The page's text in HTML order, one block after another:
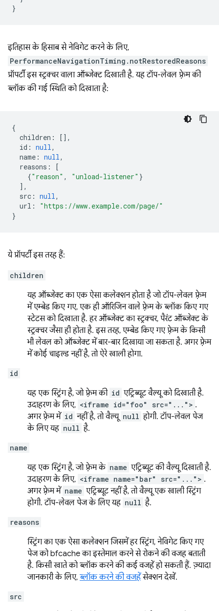
}
इतिहास के हिसाब से नेविगेट करने के लिए,
PerformanceNavigationTiming.notRestoredReasons
प्रॉपर्टी इस स्ट्रक्चर वाला ऑब्जेक्ट दिखाती है. यह टॉप-लेवल फ़्रेम की
ब्लॉक की गई स्थिति को दिखाता है:
{
children :
[],
id : null,
name : null,
reasons :
[
{"reason" , "unload-listener" }
],
src : null,
url :
"https://www.example.com/page/"
}
ये प्रॉपर्टी इस तरह हैं:
children
यह ऑब्जेक्ट का एक ऐसा कलेक्शन होता है जो टॉप-लेवल फ़्रेम
में एम्बेड किए गए, एक ही ऑरिजिन वाले फ़्रेम के ब्लॉक किए गए
स्टेटस को दिखाता है. हर ऑब्जेक्ट का स्ट्रक्चर, पैरंट ऑब्जेक्ट के
स्ट्रक्चर जैसा ही होता है. इस तरह, एम्बेड किए गए फ़्रेम के किसी
भी लेवल को ऑब्जेक्ट में बार-बार दिखाया जा सकता है. अगर फ़्रेम
में कोई चाइल्ड नहीं है, तो ऐरे खाली होगा.
id
यह एक स्ट्रिंग है, जो फ़्रेम की id एट्रिब्यूट वैल्यू को दिखाती है.
उदाहरण के लिए, <iframe id="foo" src="..."> .
अगर फ़्रेम में id नहीं है, तो वैल्यू null होगी. टॉप-लेवल पेज
के लिए यह null है.
name
यह एक स्ट्रिंग है, जो फ़्रेम के name एट्रिब्यूट की वैल्यू दिखाती है.
उदाहरण के लिए, <iframe name="bar" src="..."> .
अगर फ़्रेम में name एट्रिब्यूट नहीं है, तो वैल्यू एक खाली स्ट्रिंग
होगी. टॉप-लेवल पेज के लिए यह null है.
reasons
स्ट्रिंग का एक ऐसा कलेक्शन जिसमें हर स्ट्रिंग, नेविगेट किए गए
पेज को bfcache का इस्तेमाल करने से रोकने की वजह बताती
है. किसी खाते को ब्लॉक करने की कई वजहें हो सकती हैं. ज़्यादा
जानकारी के लिए, ब्लॉक करने की वजहेंसेक्शन देखें.
src